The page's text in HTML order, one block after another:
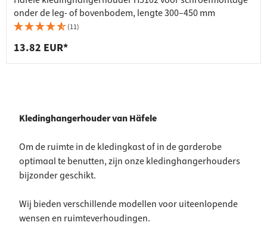
onder de leg- of bovenbodem, lengte 300–450 mm
(11)
13.82 EUR*
Kledinghangerhouder van Häfele
Om de ruimte in de kledingkast of in de garderobe
optimaal te benutten, zijn onze kledinghangerhouders
bijzonder geschikt.
Wij bieden verschillende modellen voor uiteenlopende
wensen en ruimteverhoudingen.